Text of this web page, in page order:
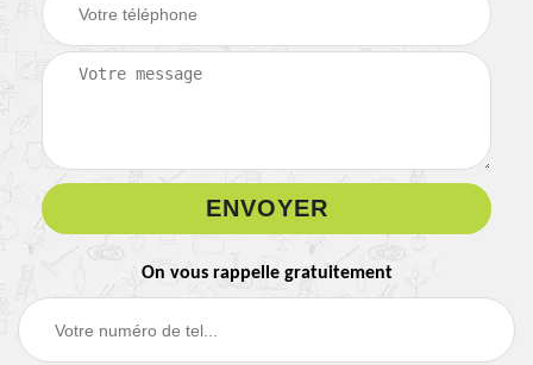
On vous rappelle gratuitement